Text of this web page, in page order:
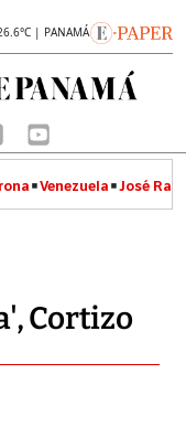
| PANAMÁ
Venezuela José
Cortizo